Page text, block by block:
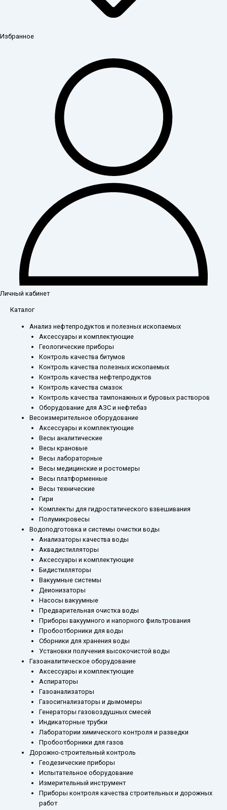
Избранное
Личный кабинет
Каталог
Анализ нефтепродуктов и полезных ископаемых
Аксессуары и комплектующие
Геологические приборы
Контроль качества битумов
Контроль качества полезных ископаемых
Контроль качества нефтепродуктов
Контроль качества смазок
Контроль качества тампонажных и буровых растворов
Оборудование для АЗС и нефтебаз
Весоизмерительное оборудование
Аксессуары и комплектующие
Весы аналитические
Весы крановые
Весы лабораторные
Весы медицинские и ростомеры
Весы платформенные
Весы технические
Гири
Комплекты для гидростатического взвешивания
Полумикровесы
Водоподготовка и системы очистки воды
Анализаторы качества воды
Аквадистилляторы
Аксессуары и комплектующие
Бидистилляторы
Вакуумные системы
Деионизаторы
Насосы вакуумные
Предварительная очистка воды
Приборы вакуумного и напорного фильтрования
Пробоотборники для воды
Сборники для хранения воды
Установки получения высокочистой воды
Газоаналитическое оборудование
Аксессуары и комплектующие
Аспираторы
Газоанализаторы
Газосигнализаторы и дымомеры
Генераторы газовоздушных смесей
Индикаторные трубки
Лаборатории химического контроля и разведки
Пробоотборники для газов
Дорожно-строительный контроль
Геодезические приборы
Испытательное оборудование
Измерительный инструмент
Приборы контроля качества строительных и дорожных
работ